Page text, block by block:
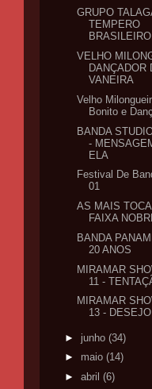
GRUPO
TEMPERO
BRASILEIRO
VELHO
DANÇADOR
VANEIRA
Velho
Bonito e
BANDA
-
ELA
Festival De
01
AS MAIS
FAIXA
BANDA
20 ANOS
MIRAMAR
11 -
MIRAMAR
13 - DESEJO
► junho (34)
► maio (14)
► abril (6)